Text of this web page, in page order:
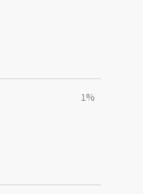
1%